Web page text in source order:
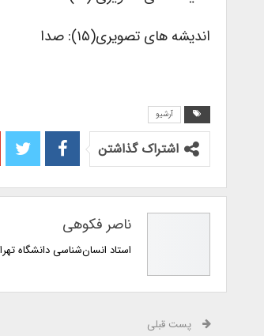
اندیشه های تصویری(۱۵): صدا
آرشیو
اشتراک گذاشتن
ناصر فکوهی
استاد انسان‌شناسی دانشگاه
پست قبلی